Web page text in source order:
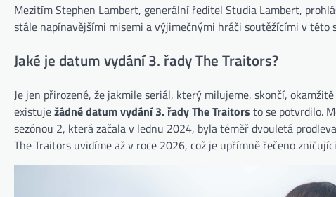
Mezitím Stephen Lambert, generální ředitel Studia Lambert,
stále napínavějšími misemi a výjimečnými hráči soutěžícími v této
Jaké je datum vydání 3. řady The Traitors?
Je jen přirozené, že jakmile seriál, který milujeme, skončí,
existuježádné datum vydání 3. řady The Traitors to se potvrdilo.
sezónou 2, která začala v lednu 2024, byla téměř dvouletá
The Traitors uvidíme až v roce 2026, což je upřímně řečeno